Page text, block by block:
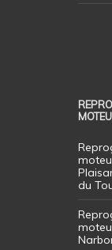
du